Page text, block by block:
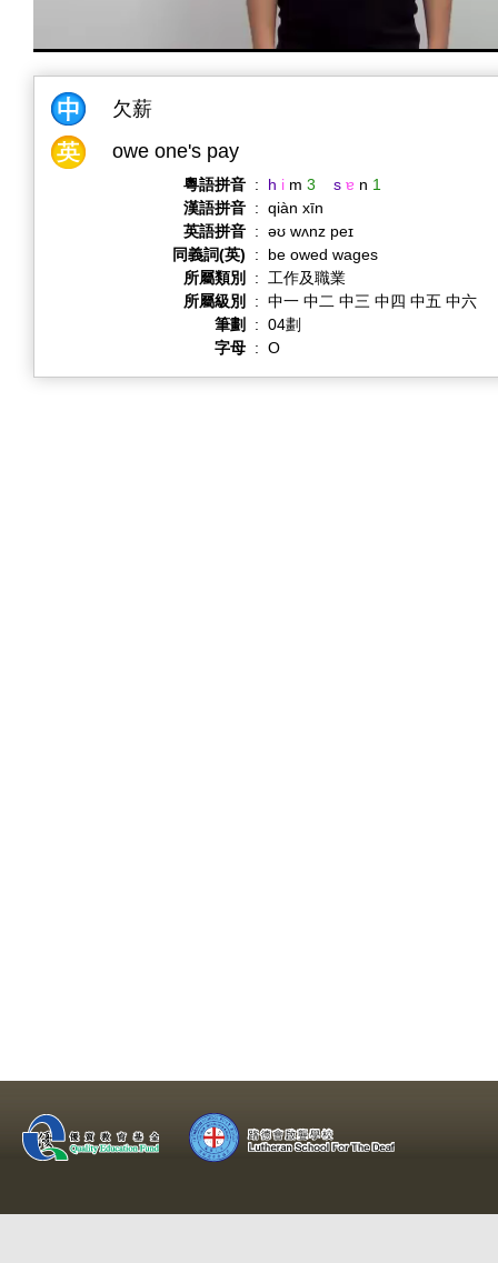
欠薪
owe one's pay
粵語拼音 : h i m 3 s ɐ n 1
漢語拼音 : qiàn xīn
英語拼音 : əʊ wʌnz peɪ
同義詞(英)
:
be owed wages
所屬類別
:
工作及職業
所屬級別
: 中一 中二 中三 中四 中五 中六
筆劃
: 04劃
字母 : O